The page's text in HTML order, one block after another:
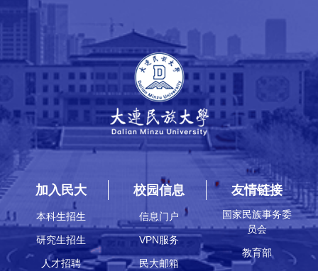
加入民大
本科生招生
研究生招生
人才招聘
校园信息
信息门户
VPN服务
民大邮箱
友情链接
国家民族事务委
员会
教育部